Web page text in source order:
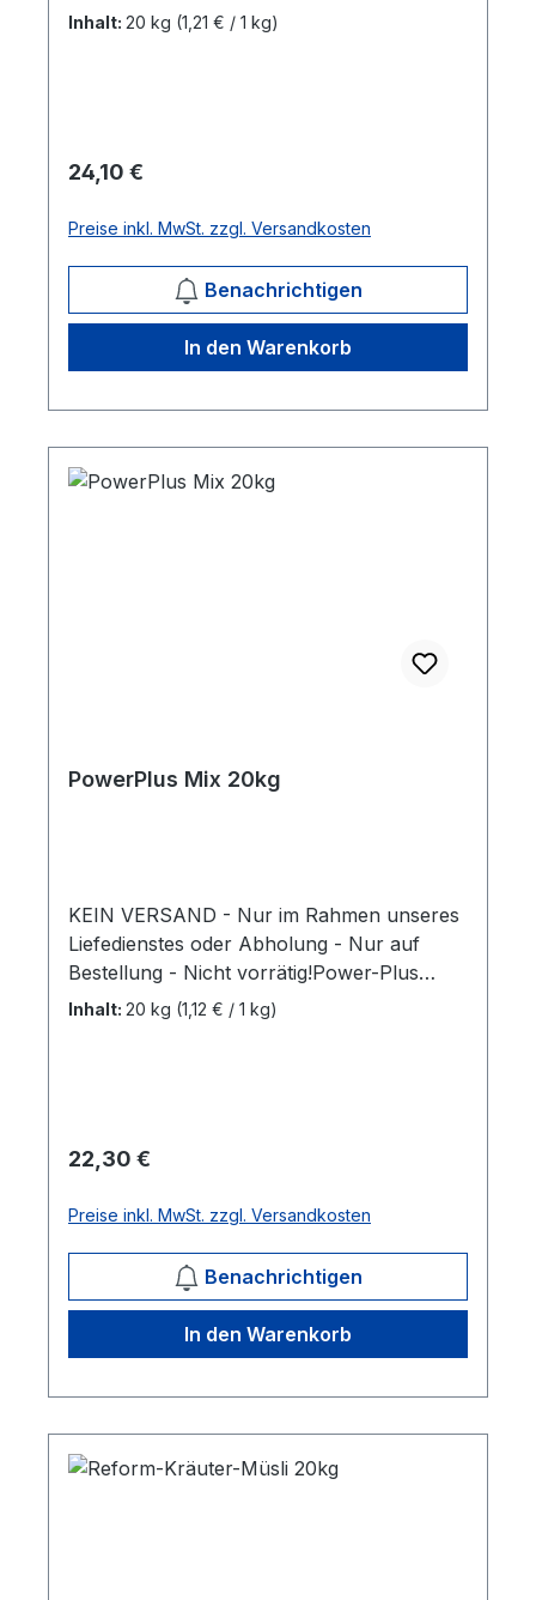
ist ein neues luxuriöses Sportmüsli mit einer
Ausdauervermögen. 20 kg /Sack Mehr
Inhalt: 20 kg (1,21 € / 1 kg)
Regulärer Preis:
24,10 €
Preise inkl. MwSt. zzgl. Versandkosten
Benachrichtigen
In den Warenkorb
PowerPlus Mix 20kg
KEIN VERSAND - Nur im Rahmen unseres
Liefedienstes oder Abholung - Nur auf
Bestellung - Nicht vorrätig!Power-Plus
MixEnergiemischung für den Leistungsport
Inhalt: 20 kg (1,12 € / 1 kg)
Regulärer Preis:
22,30 €
Preise inkl. MwSt. zzgl. Versandkosten
Benachrichtigen
In den Warenkorb